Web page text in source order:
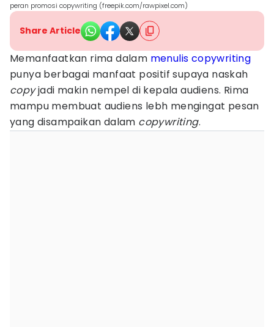
peran promosi copywriting (freepik.com/rawpixel.com)
Share Article
Memanfaatkan rima dalam menulis copywriting
punya berbagai manfaat positif supaya naskah
copyjadi makin nempel di kepala audiens. Rima
mampu membuat audiens lebh mengingat pesan
yang disampaikan dalam copywriting.